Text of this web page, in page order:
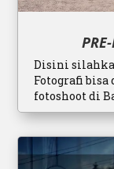
Disini
Fotografi
fotoshoot di